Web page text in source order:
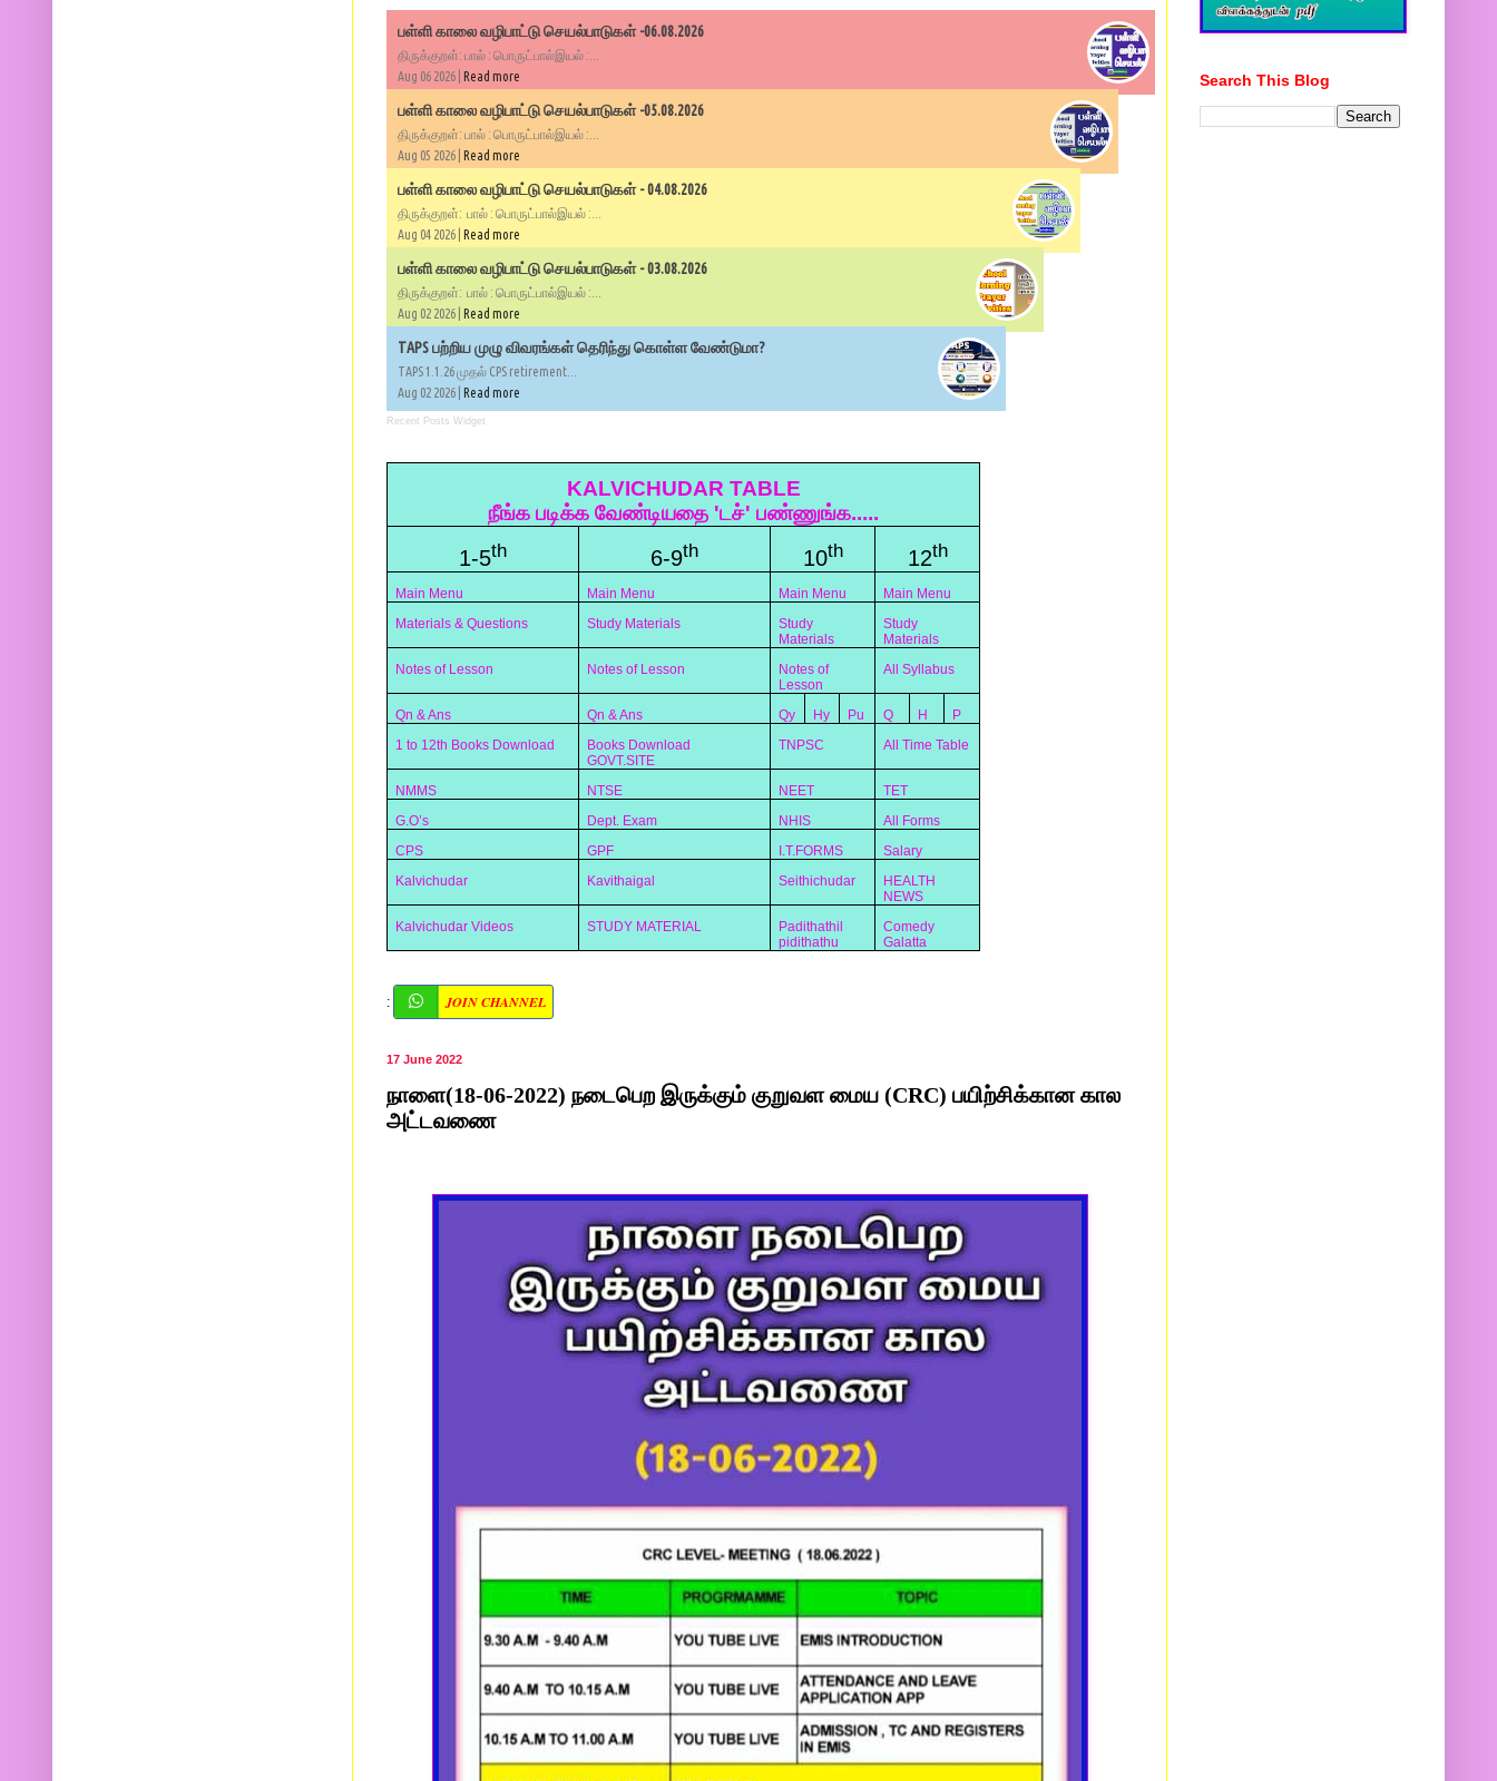
பள்ளி காலை வழிபாட்டு செயல்பாடுகள் -06.08.2026
திருக்குறள்: பால் : பொருட்பால்இயல் :...
Aug 06 2026 | Read more
பள்ளி காலை வழிபாட்டு செயல்பாடுகள் -05.08.2026
திருக்குறள்: பால் : பொருட்பால்இயல் :...
Aug 05 2026 | Read more
பள்ளி காலை வழிபாட்டு செயல்பாடுகள் - 04.08.2026
திருக்குறள்: பால் : பொருட்பால்இயல் :...
Aug 04 2026 | Read more
பள்ளி காலை வழிபாட்டு செயல்பாடுகள் - 03.08.2026
திருக்குறள்: பால் : பொருட்பால்இயல் :...
Aug 02 2026 | Read more
TAPS பற்றிய முழு விவரங்கள் தெரிந்து கொள்ள வேண்டுமா?
TAPS 1.1.26 முதல் CPS retirement...
Aug 02 2026 | Read more
Recent Posts Widget
KALVICHUDAR TABLE
நீங்க படிக்க வேண்டியதை 'டச்' பண்ணுங்க.....
1-5th 6-9th 10th 12th
Main Menu Main Menu Main Menu
Main Menu
Materials & Questions
Study Materials
Study
Materials
Study
Materials
Notes of Lesson
Notes of Lesson
Notes of
Lesson
All Syllabus
Qn & Ans Qn & Ans Qy Hy Pu Q H
P
1 to 12th Books Download
Books Download
GOVT.SITE
TNPSC All Time Table
NMMS NTSE NEET
TET
G.O’s
Dept. Exam NHIS
All Forms
CPS
GPF I.T.FORMS
Salary
Kalvichudar
Kavithaigal Seithichudar
HEALTH
NEWS
Kalvichudar Videos
STUDY MATERIAL
Padithathil
pidithathu
Comedy
Galatta
: JOIN CHANNEL
17 June 2022
நாளை(18-06-2022) நடைபெற இருக்கும் குறுவள மைய (CRC) பயிற்சிக்கான கால
அட்டவணை
Search This Blog